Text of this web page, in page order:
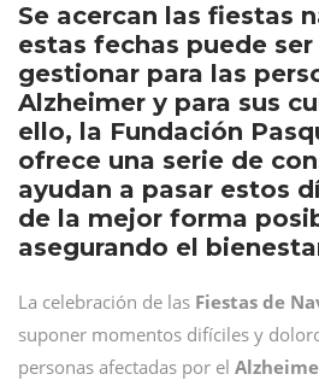
Se acercan las fiestas
estas fechas puede
gestionar para las
Alzheimer y para sus
ello, la Fundación
ofrece una serie de
ayudan a pasar estos
de la mejor forma
asegurando el
La celebración de las Fiestas de
suponer momentos difíciles y
personas afectadas por el